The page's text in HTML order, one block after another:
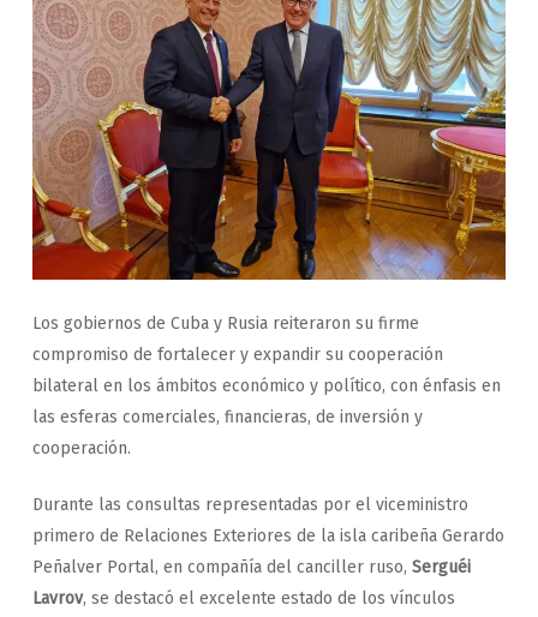
Los gobiernos de Cuba y Rusia reiteraron su firme
compromiso de fortalecer y expandir su cooperación
bilateral en los ámbitos económico y político, con énfasis en
las esferas comerciales, financieras, de inversión y
cooperación.
Durante las consultas representadas por el viceministro
primero de Relaciones Exteriores de la isla caribeña Gerardo
Peñalver Portal, en compañía del canciller ruso, Serguéi
Lavrov, se destacó el excelente estado de los vínculos